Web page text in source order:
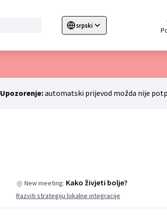
srpski
Sprache wählen Choose language
Upozorenje:automatski prijevod možda nije
New meeting: Kako živjeti bolje?
Razviti strategiju lokalne integracije